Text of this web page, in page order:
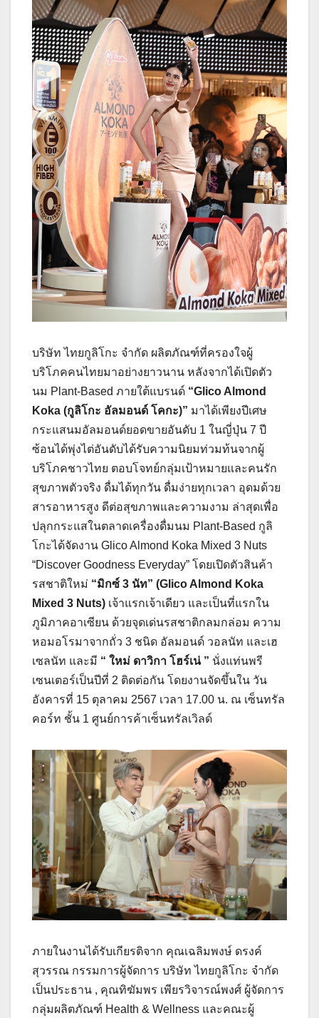
บริษัท ไทยกูลิโกะ จำกัด ผลิตภัณฑ์ที่ครองใจผู้
บริโภคคนไทยมาอย่างยาวนาน หลังจากได้เปิดตัว
นม Plant-Based ภายใต้แบรนด์ “Glico Almond
Koka (กูลิโกะ อัลมอนด์ โคกะ)” มาได้เพียงปีเศษ
กระแสนมอัลมอนด์ยอดขายอันดับ 1 ในญี่ปุ่น 7 ปี
ซ้อนได้พุ่งไต่อันดับได้รับความนิยมท่วมท้นจากผู้
บริโภคชาวไทย ตอบโจทย์กลุ่มเป้าหมายและคนรัก
สุขภาพตัวจริง ดื่มได้ทุกวัน ดื่มง่ายทุกเวลา อุดมด้วย
สารอาหารสูง ดีต่อสุขภาพและความงาม ล่าสุดเพื่อ
ปลุกกระแสในตลาดเครื่องดื่มนม Plant-Based กูลิ
โกะได้จัดงาน Glico Almond Koka Mixed 3 Nuts
“Discover Goodness Everyday” โดยเปิดตัวสินค้า
รสชาติใหม่ “มิกซ์ 3 นัท” (Glico Almond Koka
Mixed 3 Nuts) เจ้าแรกเจ้าเดียว และเป็นที่แรกใน
ภูมิภาคอาเซียน ด้วยจุดเด่นรสชาติกลมกล่อม ความ
หอมอโรมาจากถั่ว 3 ชนิด อัลมอนด์ วอลนัท และเฮ
เซลนัท และมี “ ใหม่ ดาวิกา โฮร์เน่ ” นั่งแท่นพรี
เซนเตอร์เป็นปีที่ 2 ติดต่อกัน โดยงานจัดขึ้นใน วัน
อังคารที่ 15 ตุลาคม 2567 เวลา 17.00 น. ณ เซ็นทรัล
คอร์ท ชั้น 1 ศูนย์การค้าเซ็นทรัลเวิลด์
ภายในงานได้รับเกียรติจาก คุณเฉลิมพงษ์ ดรงค์
สุวรรณ กรรมการผู้จัดการ บริษัท ไทยกูลิโกะ จำกัด
เป็นประธาน , คุณทิฆัมพร เพียรวิจารณ์พงศ์ ผู้จัดการ
กลุ่มผลิตภัณฑ์ Health & Wellness และคณะผู้